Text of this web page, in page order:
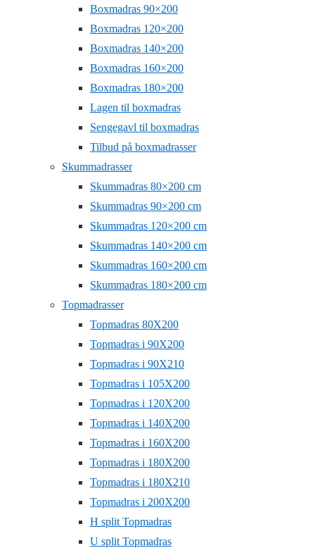
Boxmadras 90×200
Boxmadras 120×200
Boxmadras 140×200
Boxmadras 160×200
Boxmadras 180×200
Lagen til boxmadras
Sengegavl til boxmadras
Tilbud på boxmadrasser
Skummadrasser
Skummadras 80×200 cm
Skummadras 90×200 cm
Skummadras 120×200 cm
Skummadras 140×200 cm
Skummadras 160×200 cm
Skummadras 180×200 cm
Topmadrasser
Topmadras 80X200
Topmadras i 90X200
Topmadras i 90X210
Topmadras i 105X200
Topmadras i 120X200
Topmadras i 140X200
Topmadras i 160X200
Topmadras i 180X200
Topmadras i 180X210
Topmadras i 200X200
H split Topmadras
U split Topmadras